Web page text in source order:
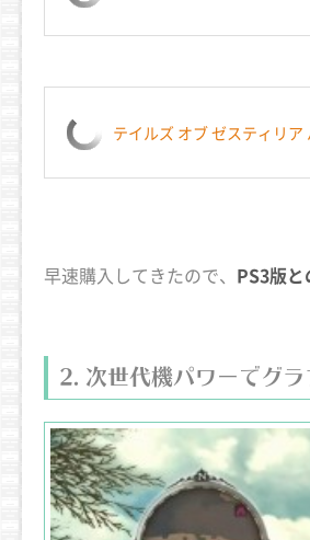
テイルズ オブ ゼスティリ
早速購入してきたので、 PS3版と
次世代機パワーでグ